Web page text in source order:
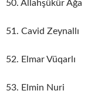
50. Allahşükür Ağa
51. Cavid Zeynallı
52. Elmar Vüqarlı
53. Elmin Nuri